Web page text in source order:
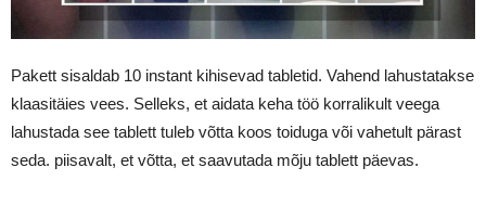
Pakett sisaldab 10 instant kihisevad tabletid. Vahend lahustatakse
klaasitäies vees. Selleks, et aidata keha töö korralikult veega
lahustada see tablett tuleb võtta koos toiduga või vahetult pärast
seda. piisavalt, et võtta, et saavutada mõju tablett päevas.